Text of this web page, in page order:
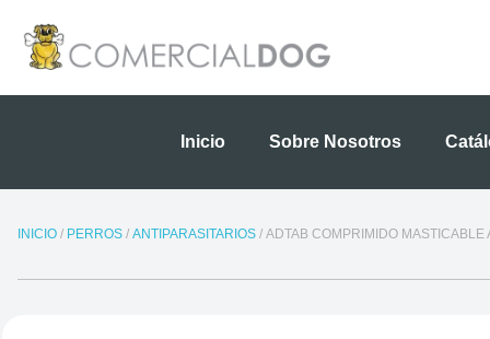
contenido
Inicio Sobre Nosotros
INICIO / PERROS / ANTIPARASITARIOS / ADTAB COMPRIMIDO MASTICABLE